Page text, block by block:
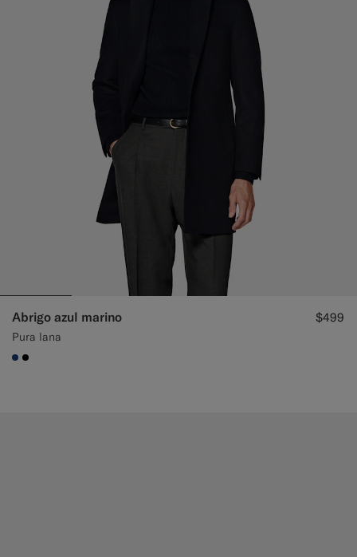
Abrigo azul marino
Pura lana
$499
#1C3D7A
#000000